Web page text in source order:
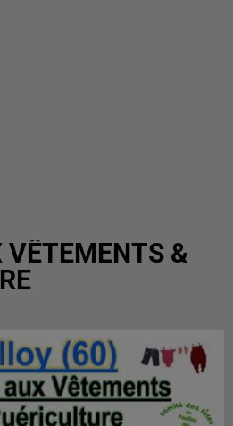
VÊTEMENTS &